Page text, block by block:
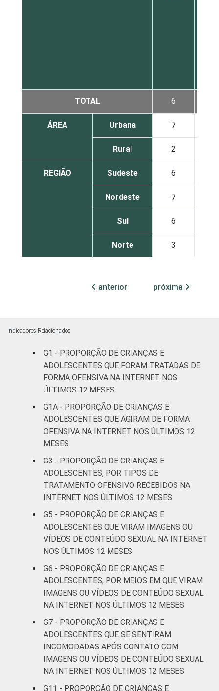
TOTAL 6
ÁREA Urbana 7
Rural 2
REGIÃO Sudeste 6
Nordeste 7
Sul 6
Norte 3
DO
ESCOLARIDADE
DOS PAIS OU
RESPONSÁVEIS
Até
fundamental
6
Fundamental
II
5
mais
FAIXA ETÁRIA
DA CRIANÇA
ADOLESCENTE
De 11 a 12
anos
1
De 13 a 14
anos
3
De 15 a 17
anos
RENDA
FAMILIAR
Até 1 SM 3
SM até 2 SM
Mais de 2
SM até 3 SM
7
Mais de 3
anterior próxima
Indicadores Relacionados
G1 - PROPORÇÃO DE CRIANÇAS E
ADOLESCENTES QUE FORAM TRATADAS DE
FORMA OFENSIVA NA INTERNET NOS
ÚLTIMOS 12 MESES
G1A - PROPORÇÃO DE CRIANÇAS E
ADOLESCENTES QUE AGIRAM DE FORMA
OFENSIVA NA INTERNET NOS ÚLTIMOS 12
MESES
G3 - PROPORÇÃO DE CRIANÇAS E
ADOLESCENTES, POR TIPOS DE
TRATAMENTO OFENSIVO RECEBIDOS NA
INTERNET NOS ÚLTIMOS 12 MESES
G5 - PROPORÇÃO DE CRIANÇAS E
ADOLESCENTES QUE VIRAM IMAGENS OU
VÍDEOS DE CONTEÚDO SEXUAL NA INTERNET
NOS ÚLTIMOS 12 MESES
G6 - PROPORÇÃO DE CRIANÇAS E
ADOLESCENTES, POR MEIOS EM QUE VIRAM
IMAGENS OU VÍDEOS DE CONTEÚDO SEXUAL
NA INTERNET NOS ÚLTIMOS 12 MESES
G7 - PROPORÇÃO DE CRIANÇAS E
ADOLESCENTES QUE SE SENTIRAM
INCOMODADAS APÓS CONTATO COM
IMAGENS OU VÍDEOS DE CONTEÚDO SEXUAL
NA INTERNET NOS ÚLTIMOS 12 MESES
G11 - PROPORÇÃO DE CRIANÇAS E